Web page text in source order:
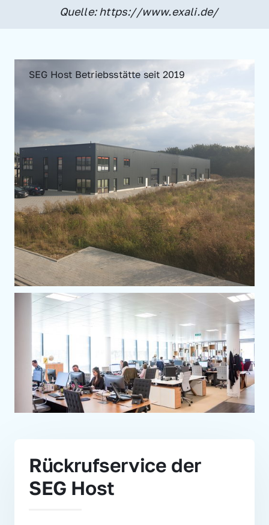
Quelle: https://www.exali.de/
SEG Host Betriebsstätte seit 2019
Rückrufservice der
SEG Host